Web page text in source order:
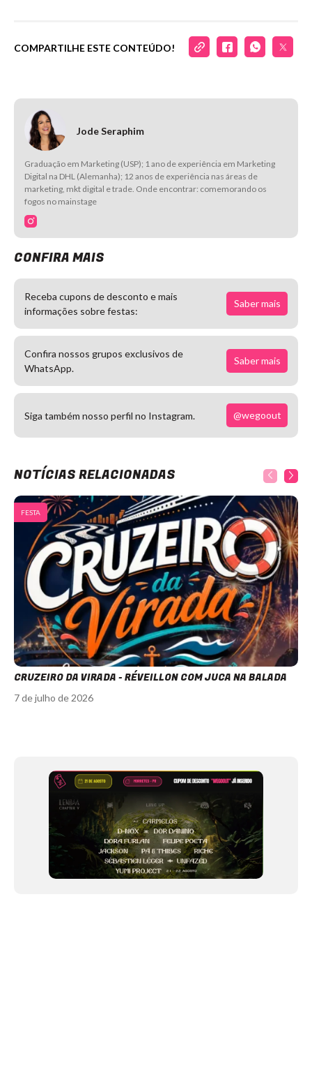
COMPARTILHE ESTE CONTEÚDO!
Jode Seraphim
Graduação em Marketing (USP); 1 ano de experiência em Marketing
Digital na DHL (Alemanha); 12 anos de experiência nas áreas de
marketing, mkt digital e trade. Onde encontrar: comemorando os
fogos no mainstage
CONFIRA MAIS
Receba cupons de desconto e mais
informações sobre festas:
Saber mais
Confira nossos grupos exclusivos de
WhatsApp.
Saber mais
Siga também nosso perfil no Instagram. @wegoout
NOTÍCIAS RELACIONADAS
FESTA
CRUZEIRO DA VIRADA - RÉVEILLON COM JUCA NA BALADA
7 de julho de 2026